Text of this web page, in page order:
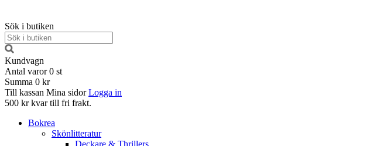
Sök i butiken
Kundvagn
Antal varor 0 st
Summa 0 kr
Till kassan Mina sidor Logga in
500 kr kvar till fri frakt.
Bokrea
Skönlitteratur
Deckare & Thrillers